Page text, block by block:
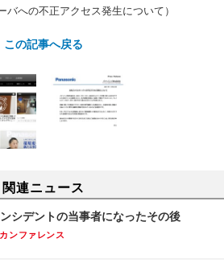
バへの不正アクセス発生について）
この記事へ戻る
関連ニュース
シデントの当事者になったその後
ンファレンス